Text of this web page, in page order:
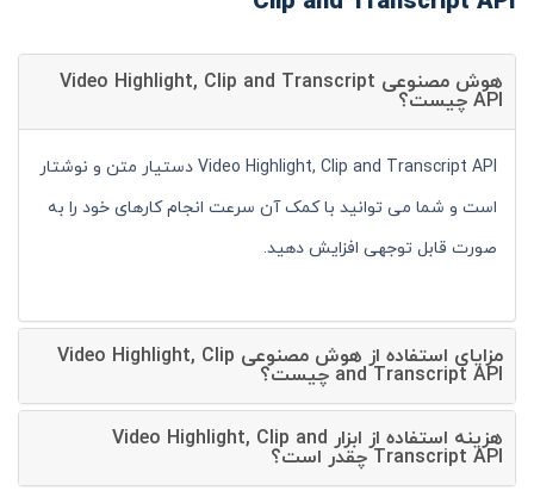
هوش مصنوعی Video Highlight, Clip and Transcript
API چیست؟
Video Highlight, Clip and Transcript API دستیار متن و نوشتار
است و شما می توانید با کمک آن سرعت انجام کارهای خود را به
صورت قابل توجهی افزایش دهید.
مزایای استفاده از هوش مصنوعی Video Highlight, Clip
and Transcript API چیست؟
هزینه استفاده از ابزار Video Highlight, Clip and
Transcript API چقدر است؟